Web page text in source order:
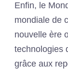
Enfin, le
mondiale de
nouvelle ère
technologies
grâce aux